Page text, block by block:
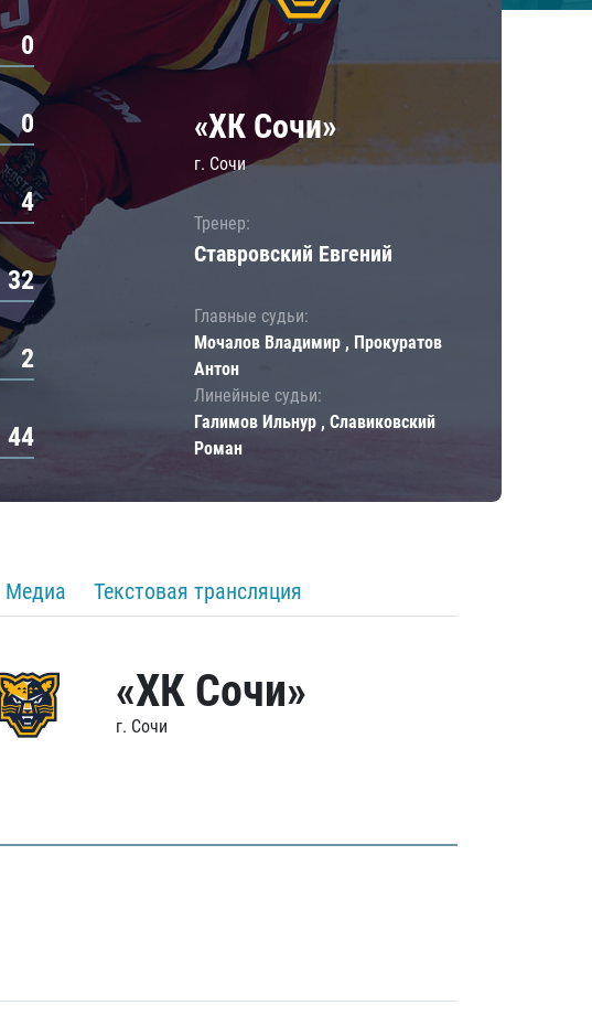
0
0
4
32
2
44
«ХК Сочи»
г. Сочи
Тренер:
Ставровский Евгений
Главные судьи:
Мочалов Владимир , Прокуратов
Антон
Линейные судьи:
Галимов Ильнур , Славиковский
Роман
Медиа Текстовая трансляция
«ХК Сочи»
г. Сочи